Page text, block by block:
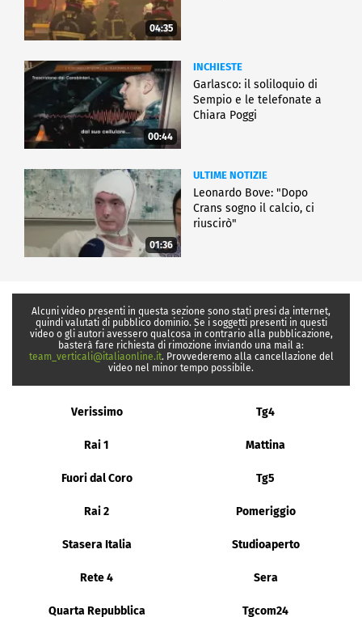
04:35
00:44
INCHIESTE
Garlasco: il soliloquio di
Sempio e le telefonate a
Chiara Poggi
01:36
ULTIME NOTIZIE
Leonardo Bove: "Dopo
Crans sogno il calcio, ci
riuscirò"
Alcuni video presenti in questa sezione sono stati presi da internet,
quindi valutati di pubblico dominio. Se i soggetti presenti in questi
video o gli autori avessero qualcosa in contrario alla pubblicazione,
basterà fare richiesta di rimozione inviando una mail a:
team_verticali@italiaonline.it. Provvederemo alla cancellazione del
video nel minor tempo possibile.
Verissimo Tg4
Rai 1 Mattina
Fuori dal Coro Tg5
Rai 2 Pomeriggio
Stasera Italia Studioaperto
Rete 4 Sera
Quarta Repubblica Tgcom24